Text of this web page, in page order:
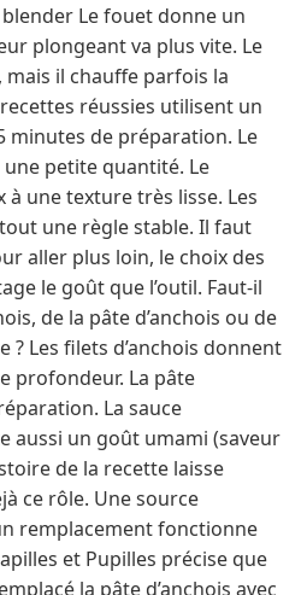
Le fouet donne un
plongeant va plus vite. Le
il chauffe parfois la
réussies utilisent un
minutes de préparation. Le
petite quantité. Le
une texture très lisse. Les
une règle stable. Il faut
aller plus loin, le choix des
le goût que l’outil. Faut-il
de la pâte d’anchois ou de
? Les filets d’anchois donnent
profondeur. La pâte
La sauce
aussi un goût umami (saveur
de la recette laisse
ce rôle. Une source
remplacement fonctionne
et Pupilles précise que
la pâte d’anchois avec